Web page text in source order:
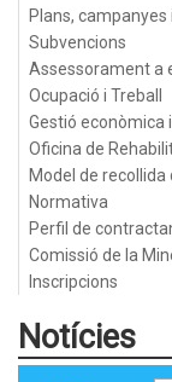
Plans,
Subvencions
Assessorament a
Ocupació i Treball
Gestió econòmica
Oficina de
Model de recollida
Normativa
Perfil de
Comissió de la
Inscripcions
Notícies